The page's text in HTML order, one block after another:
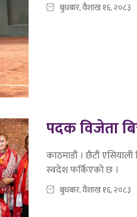
बुधबार, वैशाख १६, २०८३
पदक विजेता
काठमाडौं । छैटौं
स्वदेश फर्किएको छ ।
बुधबार, वैशाख १६, २०८३